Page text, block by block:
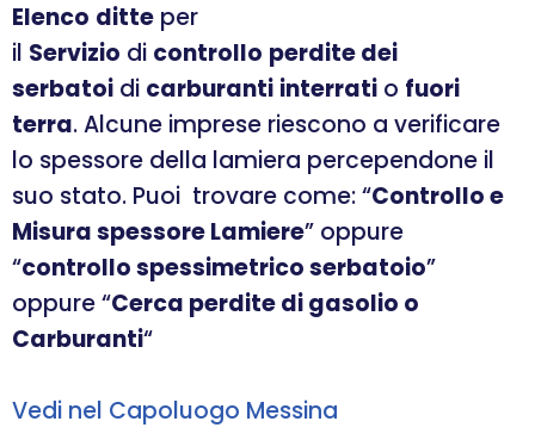
Elenco ditte per
il Servizio di controllo perdite dei
serbatoi di carburanti interrati o fuori
terra. Alcune imprese riescono a verificare
lo spessore della lamiera percependone il
suo stato. Puoi trovare come: “Controllo e
Misura spessore Lamiere” oppure
“controllo spessimetrico serbatoio”
oppure “Cerca perdite di gasolio o
Carburanti“
Vedi nel Capoluogo Messina